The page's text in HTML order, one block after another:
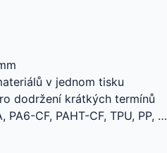
v jednom tisku
dodržení krátkých termínů
CF, PAHT-CF, TPU, PP, …